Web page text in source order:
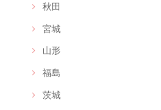
秋田
宮城
山形
福島
茨城